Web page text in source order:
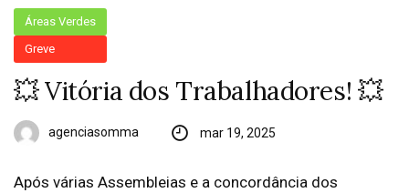
Áreas Verdes
Greve
💥 Vitória dos Trabalhadores! 💥
agenciasomma mar 19, 2025
Após várias Assembleias e a concordância dos